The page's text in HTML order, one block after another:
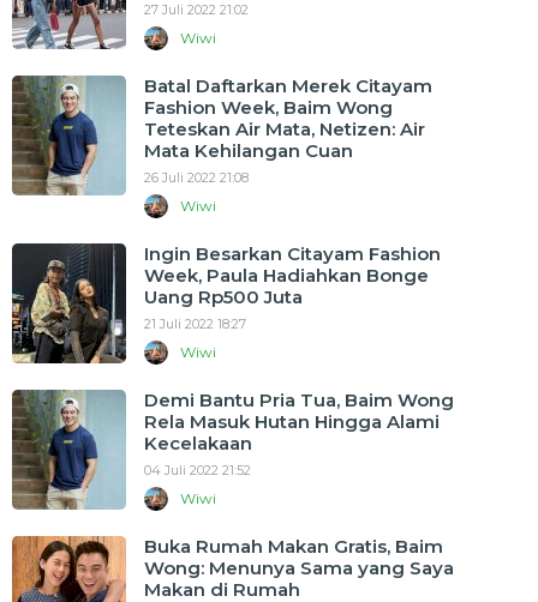
27 Juli 2022 21:02
Wiwi
Batal Daftarkan Merek Citayam
Fashion Week, Baim Wong
Teteskan Air Mata, Netizen: Air
Mata Kehilangan Cuan
26 Juli 2022 21:08
Wiwi
Ingin Besarkan Citayam Fashion
Week, Paula Hadiahkan Bonge
Uang Rp500 Juta
21 Juli 2022 18:27
Wiwi
Demi Bantu Pria Tua, Baim Wong
Rela Masuk Hutan Hingga Alami
Kecelakaan
04 Juli 2022 21:52
Wiwi
Buka Rumah Makan Gratis, Baim
Wong: Menunya Sama yang Saya
Makan di Rumah